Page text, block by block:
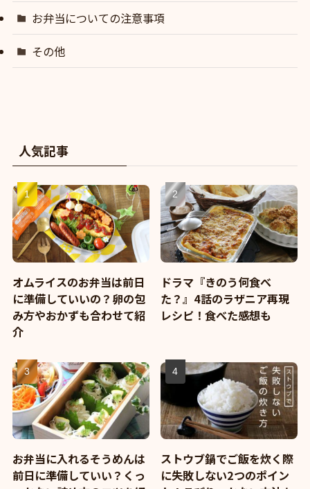
お弁当についての注意事項
その他
人気記事
オムライスのお弁当は前日
に準備していいの？卵の包
み方やおかずも合わせて紹
介
ドラマ『きのう何食べ
た？』4話のラザニア再現
レシピ！食べた感想も
お弁当に入れるそうめんは
前日に準備していい？くっ
ストウブ鍋でご飯を炊く際
に失敗しない2つのポイン